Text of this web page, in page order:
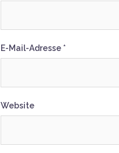
E-Mail-Adresse *
Website